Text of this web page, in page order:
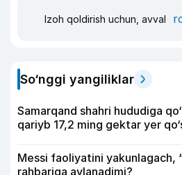
Izoh qoldirish uchun, avval
So‘nggi yangiliklar
Samarqand shahri hududiga
qariyb 17,2 ming gektar yer
Messi faoliyatini yakunlagach,
rahbariga aylanadimi?